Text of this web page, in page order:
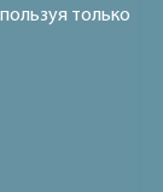
только